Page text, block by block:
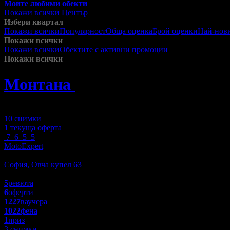
Моите любими обекти
Покажи всички Център
Избери квартал
Покажи всичкиПопулярностОбща оценкаБрой оценкиНай-
Покажи всички
Покажи всичкиОбектите с активни промоции
Покажи всички
Монтана
10 снимки
1 текуща оферта
7 6 5 5
MotoExpert
София, Овча купел 63
5ревюта
6оферти
1227ваучера
1022фена
1приз